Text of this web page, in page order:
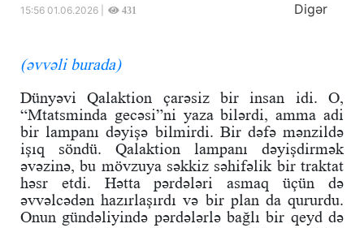
15:56 01.06.2026 | 431 Digər
(əvvəli burada)
Dünyəvi Qalaktion çarəsiz bir insan idi. O,
“Mtatsminda gecəsi”ni yaza bilərdi, amma adi
bir lampanı dəyişə bilmirdi. Bir dəfə mənzildə
işıq söndü. Qalaktion lampanı dəyişdirmək
əvəzinə, bu mövzuya səkkiz səhifəlik bir traktat
həsr etdi. Hətta pərdələri asmaq üçün də
əvvəlcədən hazırlaşırdı və bir plan da qururdu.
Onun gündəliyində pərdələrlə bağlı bir qeyd də